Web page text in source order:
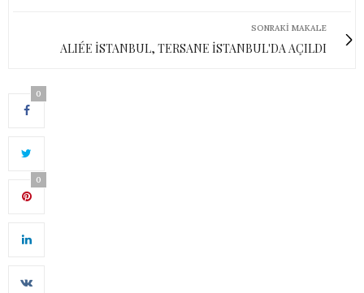
SONRAKI MAKALE
ALIÉE İSTANBUL, TERSANE İSTANBUL'DA AÇILDI
0
0